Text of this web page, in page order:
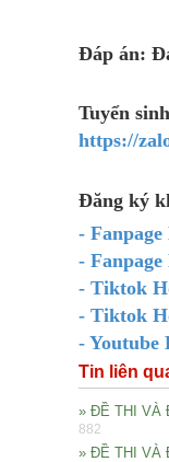
Đáp án:
Tuyển
https://
Đăng ký
-
-
- Tiktok
- Tiktok
- Youtube
Tin liên
» ĐỀ THI VÀ
882
» ĐỀ THI VÀ